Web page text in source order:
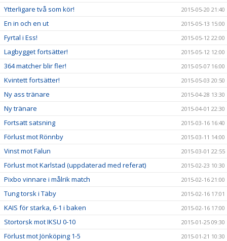
Ytterligare två som kör! 2015-05-20 21:40
En in och en ut 2015-05-13 15:00
Fyrtal i Ess! 2015-05-12 22:00
Lagbygget fortsätter! 2015-05-12 12:00
364 matcher blir fler! 2015-05-07 16:00
Kvintett fortsätter! 2015-05-03 20:50
Ny ass tränare 2015-04-28 13:30
Ny tränare 2015-04-01 22:30
Fortsatt satsning 2015-03-16 16:40
Förlust mot Rönnby 2015-03-11 14:00
Vinst mot Falun 2015-03-01 22:55
Förlust mot Karlstad (uppdaterad med referat) 2015-02-23 10:30
Pixbo vinnare i målrik match 2015-02-16 21:00
Tung torsk i Täby 2015-02-16 17:01
KAIS för starka, 6-1 i baken 2015-02-16 17:00
Stortorsk mot IKSU 0-10 2015-01-25 09:30
Förlust mot Jönköping 1-5 2015-01-21 10:30